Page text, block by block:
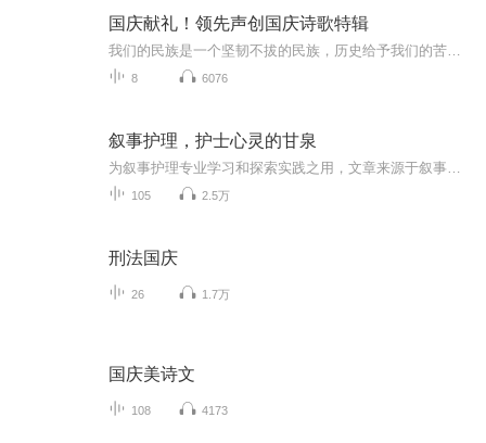
国庆献礼！领先声创国庆诗歌特辑
8 6076
叙事护理，护士心灵的甘泉
105 2.5万
刑法国庆
26 1.7万
国庆美诗文
108 4173